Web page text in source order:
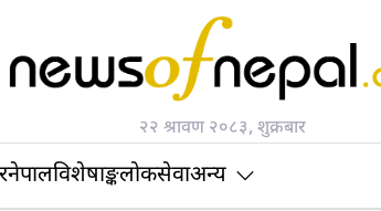
२२ श्रावण २०८३, शुक्रबार
नेपालविशेषाङ्कलोकसेवाअन्य